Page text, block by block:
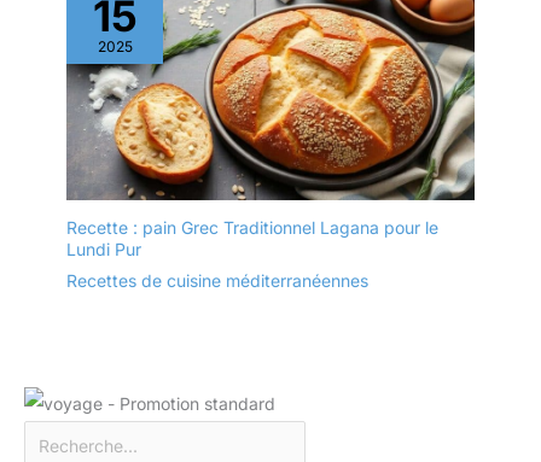
15
2025
Recette : pain Grec Traditionnel Lagana pour le
Lundi Pur
Recettes de cuisine méditerranéennes